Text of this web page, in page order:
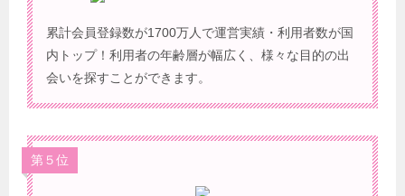
累計会員登録数が1700万人で運営実績・利用者数が国
内トップ！利用者の年齢層が幅広く、様々な目的の出
会いを探すことができます。
第５位